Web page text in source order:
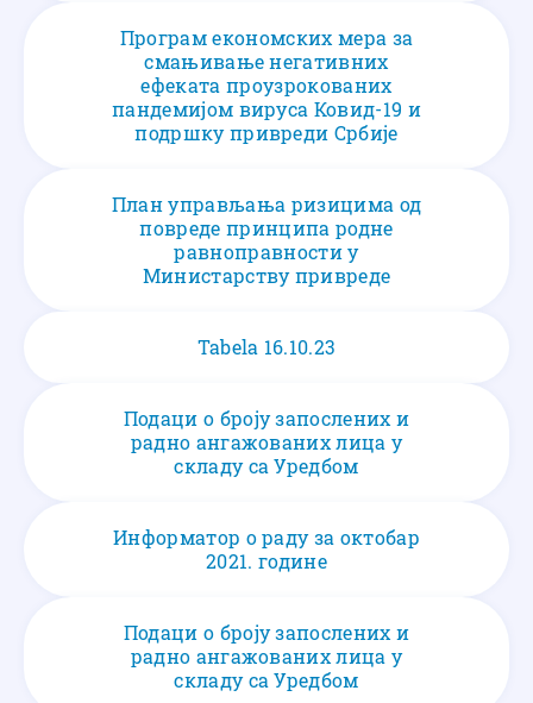
Програм економских мера за
смањивање негативних
ефеката проузрокованих
пандемијом вируса Ковид-19 и
подршку привреди Србије
План управљања ризицима од
повреде принципа родне
равноправности у
Министарству привреде
Tabela 16.10.23
Подаци о броју запослених и
радно ангажованих лица у
складу са Уредбом
Информатор о раду за октобар
2021. године
Подаци о броју запослених и
радно ангажованих лица у
складу са Уредбом